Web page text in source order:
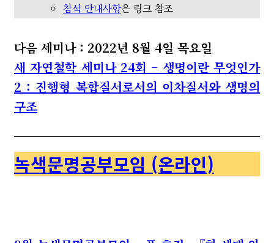
참석 안내사항은 링크 참조
다음 세미나 : 2022년 8월 4일 목요일
새 자연철학 세미나 24회 – 생명이란 무엇인가
2 : 진행형 복합질서로서의 이차질서와 생명의
구조
녹색문명공부모임 (온라인)